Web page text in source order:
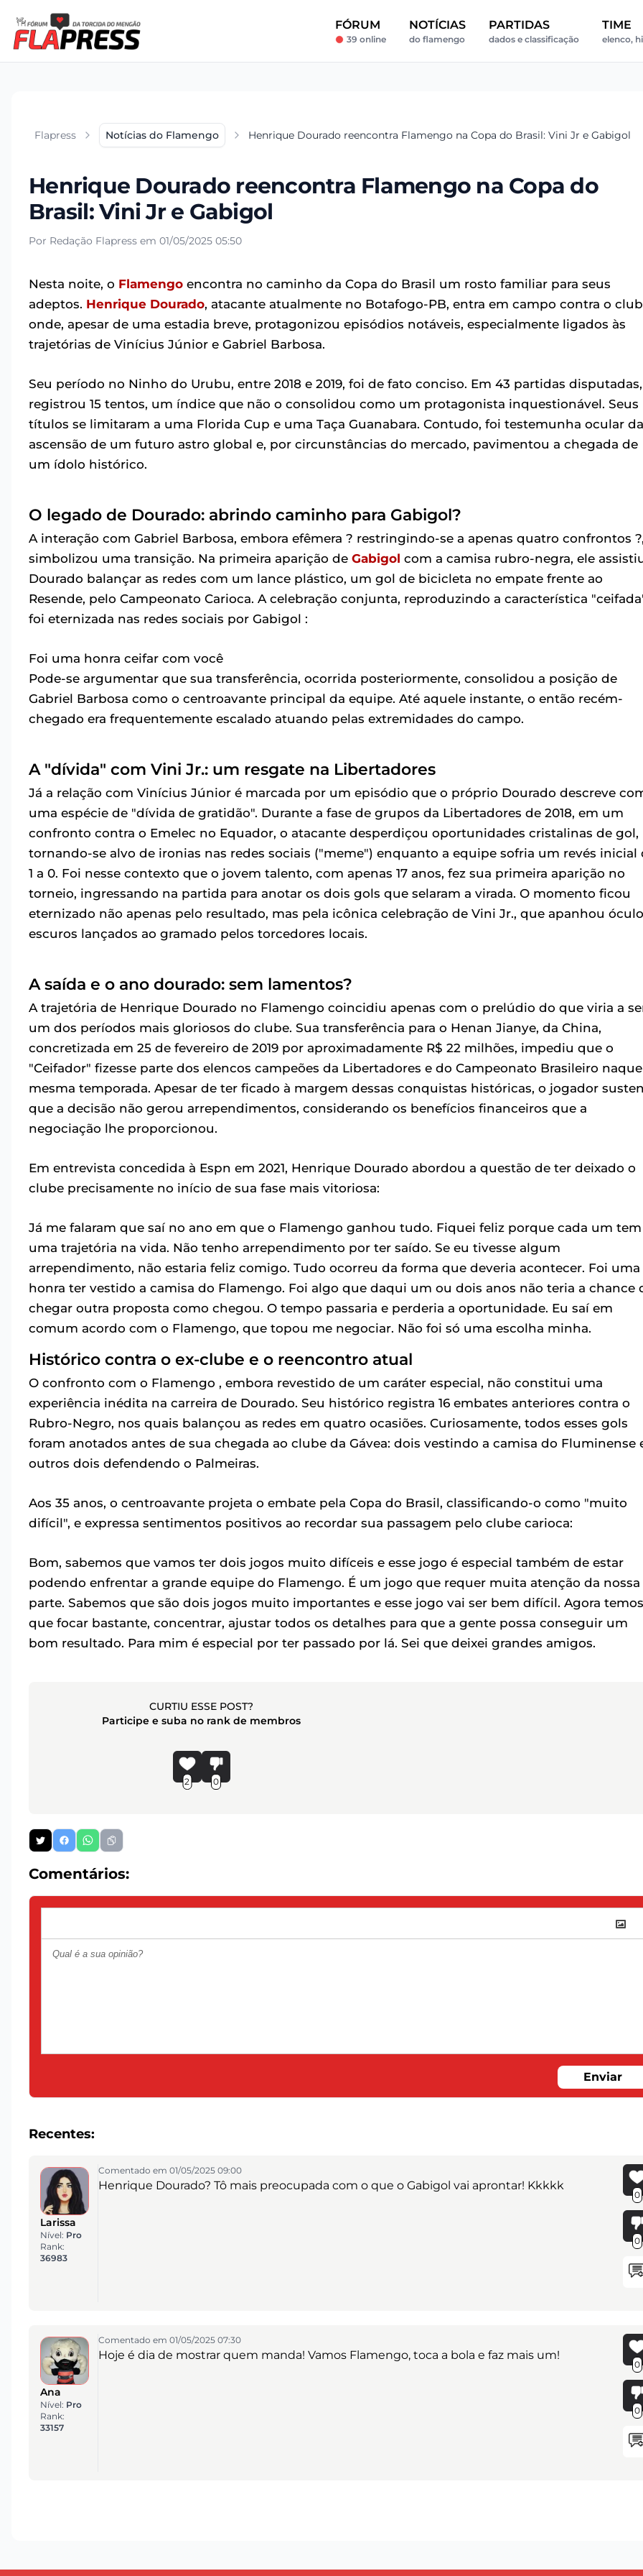
FÓRUM
39 online
NOTÍCIAS
do flamengo
PARTIDAS
dados e classificação
TIME
elenco,
Flapress Notícias do Flamengo Henrique Dourado reencontra Flamengo na Copa do Brasil: Vini Jr e Gabigol
Henrique Dourado reencontra Flamengo na Copa do
Brasil: Vini Jr e Gabigol
Por Redação Flapress em 01/05/2025 05:50
Nesta noite, o Flamengo encontra no caminho da Copa do Brasil um rosto familiar para seus
adeptos. Henrique Dourado, atacante atualmente no Botafogo-PB, entra em campo contra o
onde, apesar de uma estadia breve, protagonizou episódios notáveis, especialmente ligados às
trajetórias de Vinícius Júnior e Gabriel Barbosa.
Seu período no Ninho do Urubu, entre 2018 e 2019, foi de fato conciso. Em 43 partidas disputadas,
registrou 15 tentos, um índice que não o consolidou como um protagonista inquestionável. Seus
títulos se limitaram a uma Florida Cup e uma Taça Guanabara. Contudo, foi testemunha ocular da
ascensão de um futuro astro global e, por circunstâncias do mercado, pavimentou a chegada de
um ídolo histórico.
O legado de Dourado: abrindo caminho para Gabigol?
A interação com Gabriel Barbosa, embora efêmera ? restringindo-se a apenas quatro confrontos
simbolizou uma transição. Na primeira aparição de Gabigol com a camisa rubro-negra, ele
Dourado balançar as redes com um lance plástico, um gol de bicicleta no empate frente ao
Resende, pelo Campeonato Carioca. A celebração conjunta, reproduzindo a característica
foi eternizada nas redes sociais por Gabigol :
Foi uma honra ceifar com você
Pode-se argumentar que sua transferência, ocorrida posteriormente, consolidou a posição de
Gabriel Barbosa como o centroavante principal da equipe. Até aquele instante, o então recém-
chegado era frequentemente escalado atuando pelas extremidades do campo.
A "dívida" com Vini Jr.: um resgate na Libertadores
Já a relação com Vinícius Júnior é marcada por um episódio que o próprio Dourado descreve
uma espécie de "dívida de gratidão". Durante a fase de grupos da Libertadores de 2018, em um
confronto contra o Emelec no Equador, o atacante desperdiçou oportunidades cristalinas de gol,
tornando-se alvo de ironias nas redes sociais ("meme") enquanto a equipe sofria um revés inicial
1 a 0. Foi nesse contexto que o jovem talento, com apenas 17 anos, fez sua primeira aparição no
torneio, ingressando na partida para anotar os dois gols que selaram a virada. O momento ficou
eternizado não apenas pelo resultado, mas pela icônica celebração de Vini Jr., que apanhou
escuros lançados ao gramado pelos torcedores locais.
A saída e o ano dourado: sem lamentos?
A trajetória de Henrique Dourado no Flamengo coincidiu apenas com o prelúdio do que viria a
um dos períodos mais gloriosos do clube. Sua transferência para o Henan Jianye, da China,
concretizada em 25 de fevereiro de 2019 por aproximadamente R$ 22 milhões, impediu que o
"Ceifador" fizesse parte dos elencos campeões da Libertadores e do Campeonato Brasileiro
mesma temporada. Apesar de ter ficado à margem dessas conquistas históricas, o jogador
que a decisão não gerou arrependimentos, considerando os benefícios financeiros que a
negociação lhe proporcionou.
Em entrevista concedida à Espn em 2021, Henrique Dourado abordou a questão de ter deixado o
clube precisamente no início de sua fase mais vitoriosa:
Já me falaram que saí no ano em que o Flamengo ganhou tudo. Fiquei feliz porque cada um tem
uma trajetória na vida. Não tenho arrependimento por ter saído. Se eu tivesse algum
arrependimento, não estaria feliz comigo. Tudo ocorreu da forma que deveria acontecer. Foi uma
honra ter vestido a camisa do Flamengo. Foi algo que daqui um ou dois anos não teria a chance
chegar outra proposta como chegou. O tempo passaria e perderia a oportunidade. Eu saí em
comum acordo com o Flamengo, que topou me negociar. Não foi só uma escolha minha.
Histórico contra o ex-clube e o reencontro atual
O confronto com o Flamengo , embora revestido de um caráter especial, não constitui uma
experiência inédita na carreira de Dourado. Seu histórico registra 16 embates anteriores contra o
Rubro-Negro, nos quais balançou as redes em quatro ocasiões. Curiosamente, todos esses gols
foram anotados antes de sua chegada ao clube da Gávea: dois vestindo a camisa do Fluminense
outros dois defendendo o Palmeiras.
Aos 35 anos, o centroavante projeta o embate pela Copa do Brasil, classificando-o como "muito
difícil", e expressa sentimentos positivos ao recordar sua passagem pelo clube carioca:
Bom, sabemos que vamos ter dois jogos muito difíceis e esse jogo é especial também de estar
podendo enfrentar a grande equipe do Flamengo. É um jogo que requer muita atenção da nossa
parte. Sabemos que são dois jogos muito importantes e esse jogo vai ser bem difícil. Agora temos
que focar bastante, concentrar, ajustar todos os detalhes para que a gente possa conseguir um
bom resultado. Para mim é especial por ter passado por lá. Sei que deixei grandes amigos.
CURTIU ESSE POST?
Participe e suba no rank de membros
2 0
Comentários:
Enviar
Recentes:
Larissa
Nível: Pro
Rank:
36983
Comentado em 01/05/2025 09:00
Henrique Dourado? Tô mais preocupada com o que o Gabigol vai aprontar! Kkkkk
0
0
Ana
Nível: Pro
Rank:
33157
Comentado em 01/05/2025 07:30
Hoje é dia de mostrar quem manda! Vamos Flamengo, toca a bola e faz mais um!
0
0